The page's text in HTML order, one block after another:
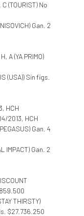
C (TOURIST) No
Gan. 2
A (YA PRIMO)
(USA)) Sin figs.
HCH
2013, HCH
Gan. 4
IMPACT) Gan. 2
THIRSTY)
$27.736.250